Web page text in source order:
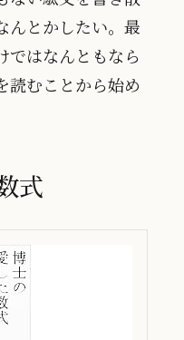
んとかしたい。最
ではなんともなら
読むことから始め
式